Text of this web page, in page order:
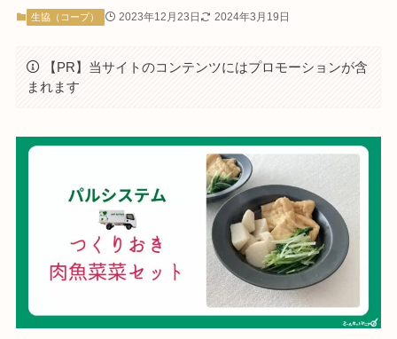
生協（コープ） 2023年12月23日 2024年3月19日
【PR】当サイトのコンテンツにはプロモーションが含
まれます